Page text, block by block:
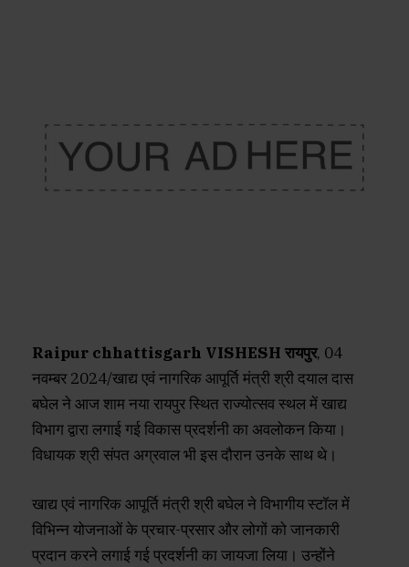
Raipur chhattisgarh VISHESH रायपुर, 04
नवम्बर 2024/खाद्य एवं नागरिक आपूर्ति मंत्री श्री दयाल दास
बघेल ने आज शाम नया रायपुर स्थित राज्योत्सव स्थल में खाद्य
विभाग द्वारा लगाई गई विकास प्रदर्शनी का अवलोकन किया।
विधायक श्री संपत अग्रवाल भी इस दौरान उनके साथ थे।
खाद्य एवं नागरिक आपूर्ति मंत्री श्री बघेल ने विभागीय स्टॉल में
विभिन्न योजनाओं के प्रचार-प्रसार और लोगों को जानकारी
प्रदान करने लगाई गई प्रदर्शनी का जायजा लिया। उन्होंने